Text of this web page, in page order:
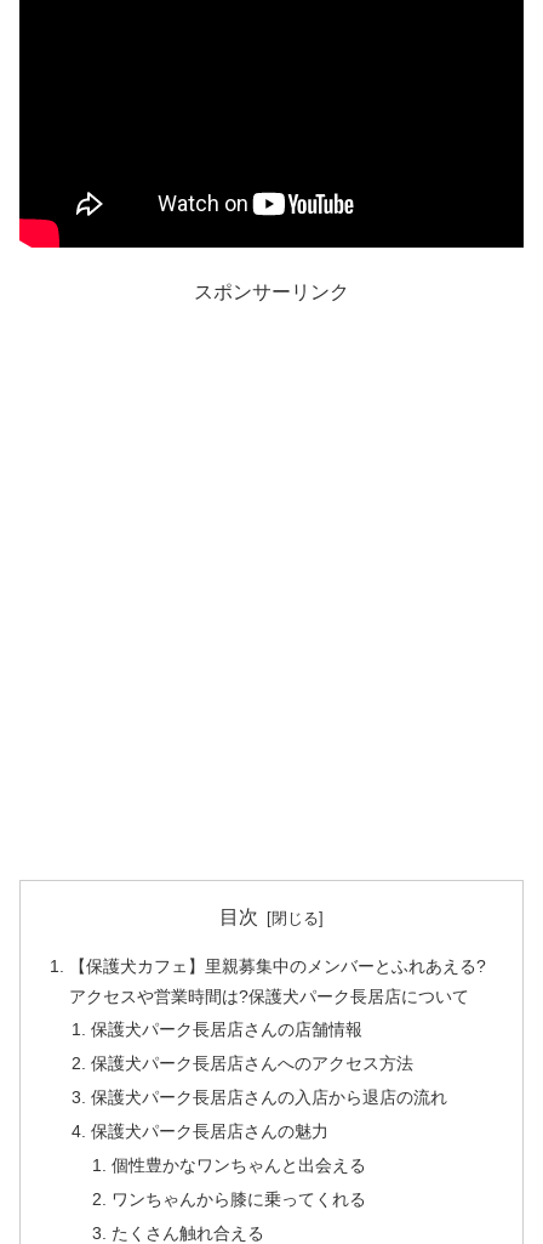
スポンサーリンク
目次
【保護犬カフェ】里親募集中のメンバーとふれあえる?
アクセスや営業時間は?保護犬パーク長居店について
保護犬パーク長居店さんの店舗情報
保護犬パーク長居店さんへのアクセス方法
保護犬パーク長居店さんの入店から退店の流れ
保護犬パーク長居店さんの魅力
個性豊かなワンちゃんと出会える
ワンちゃんから膝に乗ってくれる
たくさん触れ合える